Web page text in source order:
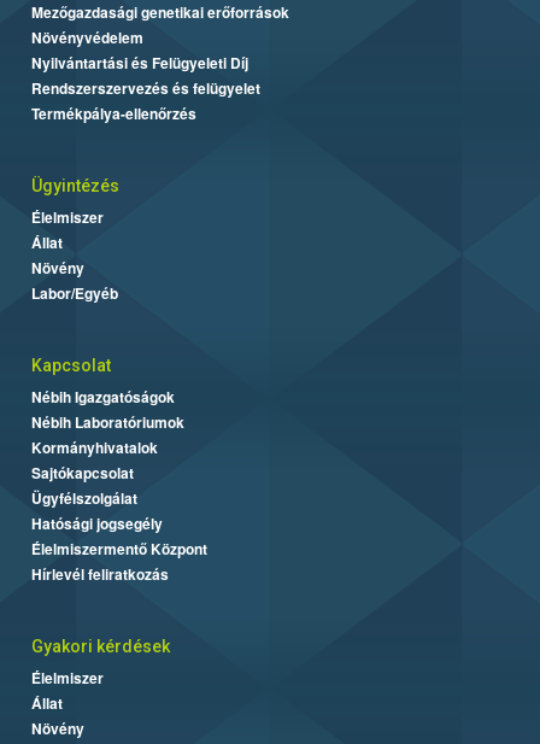
Mezőgazdasági genetikai erőforrások
Növényvédelem
Nyilvántartási és Felügyeleti Díj
Rendszerszervezés és felügyelet
Termékpálya-ellenőrzés
Ügyintézés
Élelmiszer
Állat
Növény
Labor/Egyéb
Kapcsolat
Nébih Igazgatóságok
Nébih Laboratóriumok
Kormányhivatalok
Sajtókapcsolat
Ügyfélszolgálat
Hatósági jogsegély
Élelmiszermentő Központ
Hírlevél feliratkozás
Gyakori kérdések
Élelmiszer
Állat
Növény